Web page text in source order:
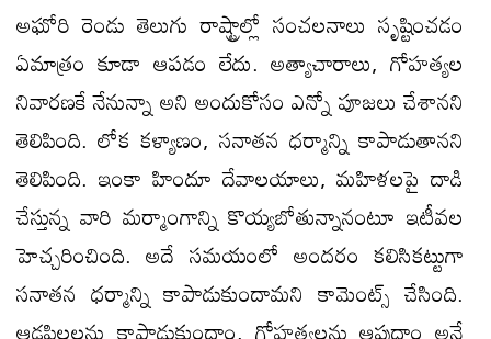
అఘోరి రెండు తెలుగు రాష్ట్రాల్లో సంచలనాలు సృష్టించడం
ఏమాత్రం కూడా ఆపడం లేదు. అత్యాచారాలు, గోహత్యల
నివారణకే నేనున్నా అని అందుకోసం ఎన్నో పూజలు చేశానని
తెలిపింది. లోక కళ్యాణం, సనాతన ధర్మాన్ని కాపాడుతానని
తెలిపింది. ఇంకా హిందూ దేవాలయాలు, మహిళలపై దాడి
చేస్తున్న వారి మర్మాంగాన్ని కొయ్యబోతున్నానంటూ ఇటీవల
హెచ్చరించింది. అదే సమయంలో అందరం కలిసికట్టుగా
సనాతన ధర్మాన్ని కాపాడుకుందామని కామెంట్స్ చేసింది.